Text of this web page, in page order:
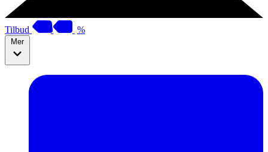
Tilbud %
Mer